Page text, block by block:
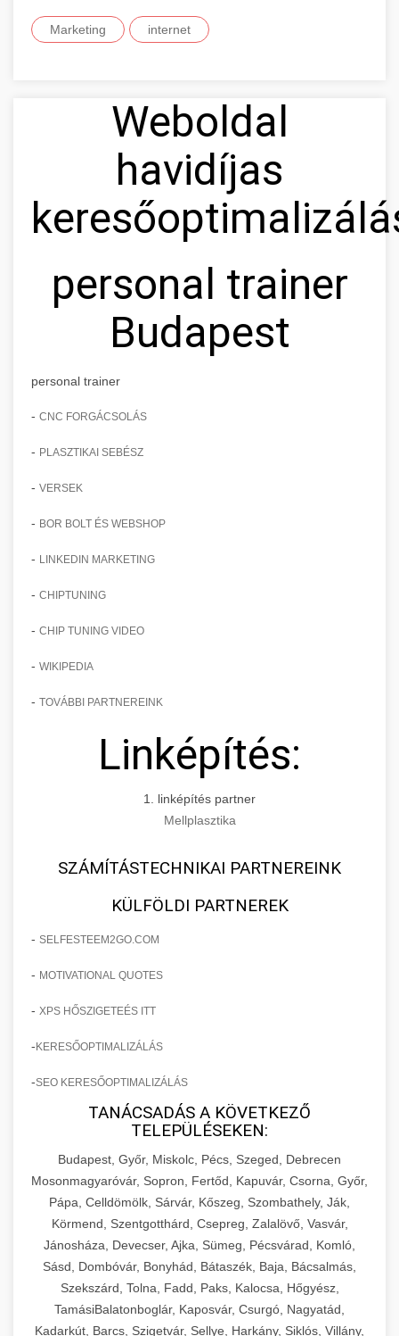
Marketing internet
Weboldal
havidíjas
personal trainer
Budapest
personal trainer
- CNC FORGÁCSOLÁS
- PLASZTIKAI SEBÉSZ
- VERSEK
- BOR BOLT ÉS WEBSHOP
- LINKEDIN MARKETING
- CHIPTUNING
- CHIP TUNING VIDEO
- WIKIPEDIA
- TOVÁBBI PARTNEREINK
Linképítés:
1. linképítés partner
Mellplasztika
SZÁMÍTÁSTECHNIKAI PARTNEREINK
KÜLFÖLDI PARTNEREK
- SELFESTEEM2GO.COM
- MOTIVATIONAL QUOTES
- XPS HŐSZIGETEÉS ITT
- KERESŐOPTIMALIZÁLÁS
-SEO KERESŐOPTIMALIZÁLÁS
TANÁCSADÁS A KÖVETKEZŐ
TELEPÜLÉSEKEN:
Budapest, Győr, Miskolc, Pécs, Szeged, Debrecen
Mosonmagyaróvár, Sopron, Fertőd, Kapuvár, Csorna, Győr,
Pápa, Celldömölk, Sárvár, Kőszeg, Szombathely, Ják,
Körmend, Szentgotthárd, Csepreg, Zalalövő, Vasvár,
Jánosháza, Devecser, Ajka, Sümeg, Pécsvárad, Komló,
Sásd, Dombóvár, Bonyhád, Bátaszék, Baja, Bácsalmás,
Szekszárd, Tolna, Fadd, Paks, Kalocsa, Hőgyész,
TamásiBalatonboglár, Kaposvár, Csurgó, Nagyatád,
Kadarkút, Barcs, Szigetvár, Sellye, Harkány, Siklós, Villány,